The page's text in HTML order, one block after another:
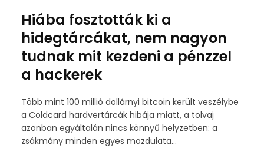
Hiába fosztották ki a
hidegtárcákat, nem nagyon
tudnak mit kezdeni a pénzzel
a hackerek
Több mint 100 millió dollárnyi bitcoin került veszélybe
a Coldcard hardvertárcák hibája miatt, a tolvaj
azonban egyáltalán nincs könnyű helyzetben: a
zsákmány minden egyes mozdulata...